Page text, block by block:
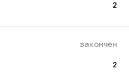
2
закончен
2